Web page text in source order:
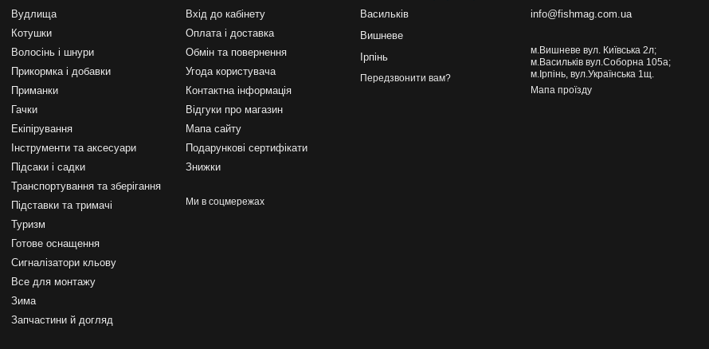
Вудлища
Котушки
Волосінь і шнури
Прикормка і добавки
Приманки
Гачки
Екіпірування
Інструменти та аксесуари
Підсаки і садки
Транспортування та зберігання
Підставки та тримачі
Туризм
Готове оснащення
Сигналізатори кльову
Все для монтажу
Зима
Запчастини й догляд
Вхід до кабінету
Оплата і доставка
Обмін та повернення
Угода користувача
Контактна інформація
Відгуки про магазин
Мапа сайту
Подарункові сертифікати
Знижки
Ми в соцмережах
Васильків
Вишневе
Ірпінь
Передзвонити вам?
info@fishmag.com.ua
м.Вишневе вул. Київська 2л;
м.Васильків вул.Соборна 105а;
м.Ірпінь, вул.Українська 1щ.
Мапа проїзду